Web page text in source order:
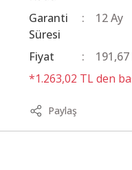
Garanti
Süresi
12 Ay
Fiyat
191,67
*1.263,02 TL den
Paylaş